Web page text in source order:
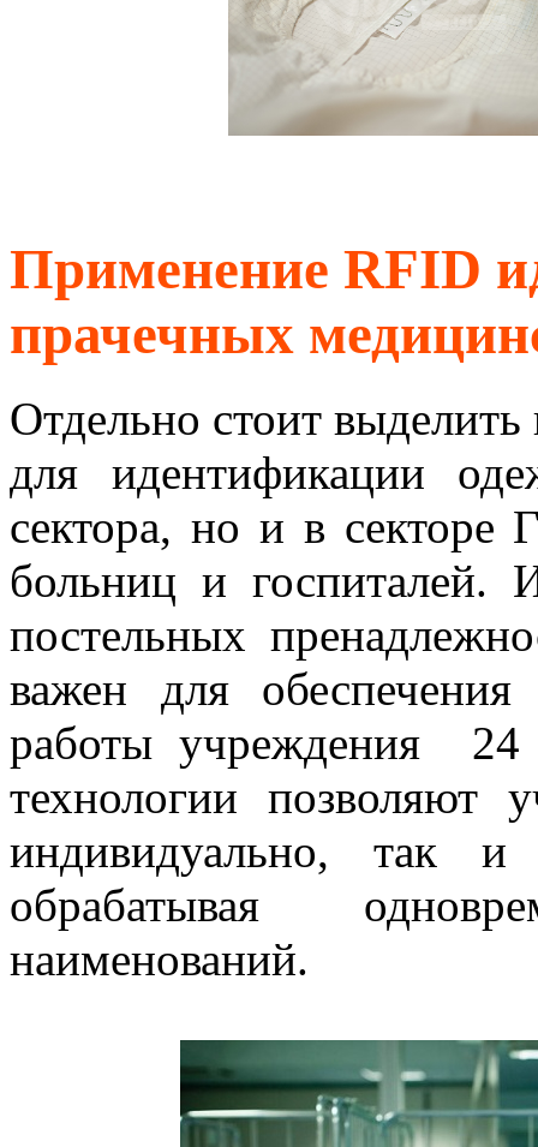
Применение RFID
прачечных
Отдельно стоит
для идентификации
сектора, но и в секторе
больниц и госпиталей.
постельных
важен для обеспечения
работы учреждения
технологии позволяют
индивидуально, так и
обрабатывая
наименований.